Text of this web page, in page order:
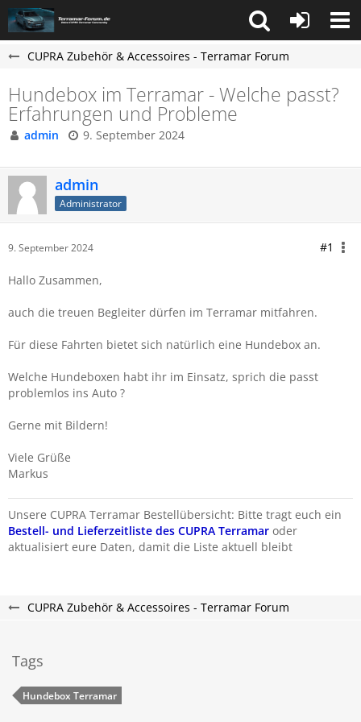
CUPRA Zubehör & Accessoires - Terramar Forum
Hundebox im Terramar - Welche passt?
Erfahrungen und Probleme
admin 9. September 2024
admin
Administrator
9. September 2024 #1
Hallo Zusammen,
auch die treuen Begleiter dürfen im Terramar mitfahren.
Für diese Fahrten bietet sich natürlich eine Hundebox an.
Welche Hundeboxen habt ihr im Einsatz, sprich die passt
problemlos ins Auto ?
Gerne mit Bildern!
Viele Grüße
Markus
Unsere CUPRA Terramar Bestellübersicht: Bitte tragt euch ein
Bestell- und Lieferzeitliste des CUPRA Terramar oder
aktualisiert eure Daten, damit die Liste aktuell bleibt
CUPRA Zubehör & Accessoires - Terramar Forum
Tags
Hundebox Terramar